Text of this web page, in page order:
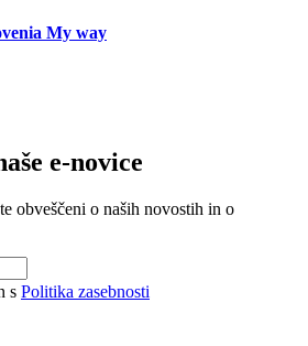
My way
e-novice
obveščeni o naših novostih in o
s Politika zasebnosti